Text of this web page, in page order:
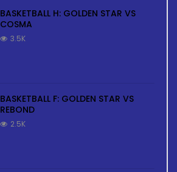
BASKETBALL H: GOLDEN STAR VS
COSMA
3.5K
BASKETBALL F: GOLDEN STAR VS
REBOND
2.5K